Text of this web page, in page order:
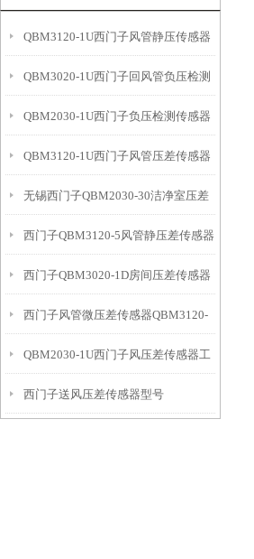
QBM3120-1U西门子风管静压传感器
QBM3020-1U西门子回风管负压检测
传感器
QBM2030-1U西门子负压检测传感器
QBM3120-1U西门子风管压差传感器
工作模式
无锡西门子QBM2030-30洁净室压差
传感器
西门子QBM3120-5风管静压差传感器
优点
西门子QBM3020-1D房间压差传感器
带显示
西门子风管微压差传感器QBM3120-
10D优点
QBM2030-1U西门子风压差传感器工
作模式
西门子送风压差传感器型号